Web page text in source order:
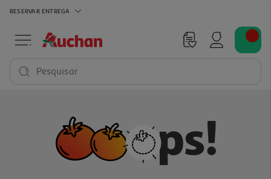
RESERVAR ENTREGA
Pesquisar